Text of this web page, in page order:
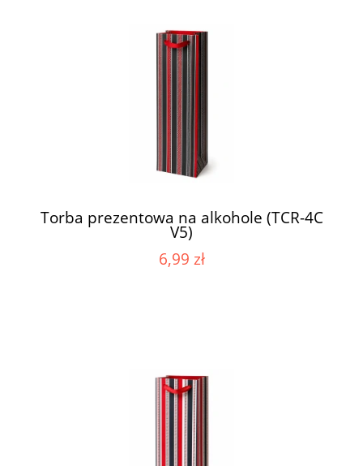
Torba prezentowa na alkohole (TCR-4C
V5)
6,99 zł